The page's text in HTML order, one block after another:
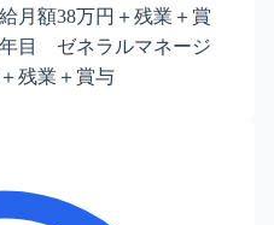
月額38万円＋残業＋賞
年目 ゼネラルマネージ
残業＋賞与